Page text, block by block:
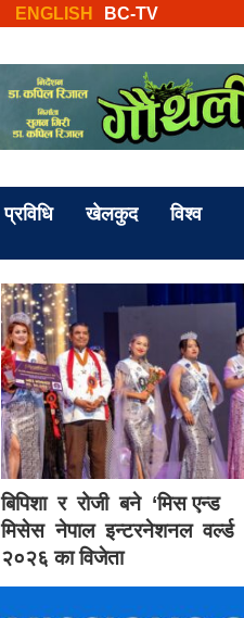
BC-TV
ENGLISH
प्रविधि खेलकुद विश्व
बिपिशा र रोजी बने ‘मिस एन्ड
मिसेस नेपाल इन्टरनेशनल वर्ल्ड
२०२६ का विजेता